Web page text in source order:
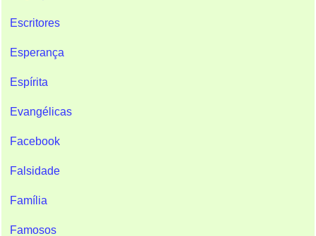
Escritores
Esperança
Espírita
Evangélicas
Facebook
Falsidade
Família
Famosos